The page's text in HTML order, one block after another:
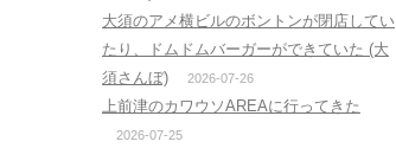
大須のアメ横ビルのボントンが閉店してい
たり、ドムドムバーガーができていた (大
須さんぼ)
2026-07-26
上前津のカワウソAREAに行ってきた
2026-07-25